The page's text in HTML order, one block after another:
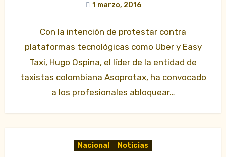
1 marzo, 2016
Con la intención de protestar contra
plataformas tecnológicas como Uber y Easy
Taxi, Hugo Ospina, el líder de la entidad de
taxistas colombiana Asoprotax, ha convocado
a los profesionales abloquear…
Nacional Noticias